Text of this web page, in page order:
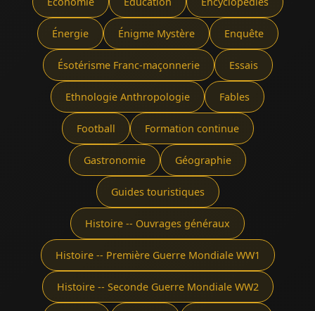
Énergie Énigme Mystère Enquête
Ésotérisme Franc-maçonnerie Essais
Ethnologie Anthropologie Fables
Football Formation continue
Gastronomie Géographie
Guides touristiques
Histoire -- Ouvrages généraux
Histoire -- Première Guerre Mondiale WW1
Histoire -- Seconde Guerre Mondiale WW2